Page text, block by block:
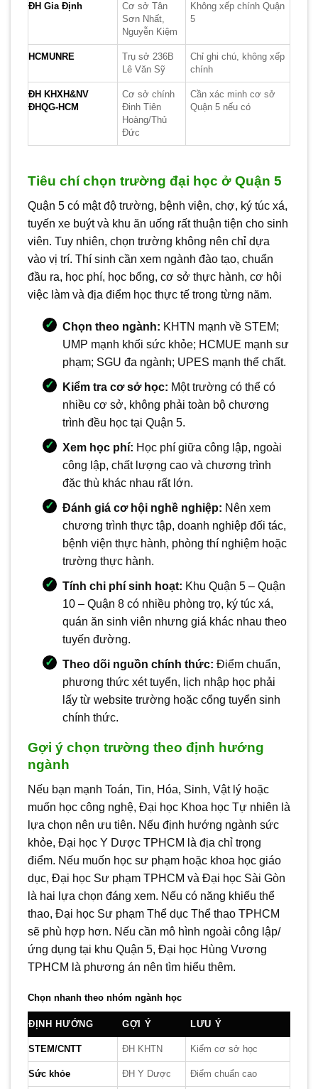
ĐH Gia Định
Cơ sở Tân
Sơn Nhất,
Nguyễn Kiệm
Không xếp chính Quận
5
HCMUNRE
Trụ sở 236B
Lê Văn Sỹ
Chỉ ghi chú, không xếp
chính
ĐH KHXH&NV
ĐHQG-HCM
Cơ sở chính
Đinh Tiên
Hoàng/Thủ
Đức
Cần xác minh cơ sở
Quận 5 nếu có
Tiêu chí chọn trường đại học ở Quận 5
Quận 5 có mật độ trường, bệnh viện, chợ, ký túc xá,
tuyến xe buýt và khu ăn uống rất thuận tiện cho sinh
viên. Tuy nhiên, chọn trường không nên chỉ dựa
vào vị trí. Thí sinh cần xem ngành đào tạo, chuẩn
đầu ra, học phí, học bổng, cơ sở thực hành, cơ hội
việc làm và địa điểm học thực tế trong từng năm.
Chọn theo ngành: KHTN mạnh về STEM;
UMP mạnh khối sức khỏe; HCMUE mạnh sư
phạm; SGU đa ngành; UPES mạnh thể chất.
Kiểm tra cơ sở học: Một trường có thể có
nhiều cơ sở, không phải toàn bộ chương
trình đều học tại Quận 5.
Xem học phí: Học phí giữa công lập, ngoài
công lập, chất lượng cao và chương trình
đặc thù khác nhau rất lớn.
Đánh giá cơ hội nghề nghiệp: Nên xem
chương trình thực tập, doanh nghiệp đối tác,
bệnh viện thực hành, phòng thí nghiệm hoặc
trường thực hành.
Tính chi phí sinh hoạt: Khu Quận 5 – Quận
10 – Quận 8 có nhiều phòng trọ, ký túc xá,
quán ăn sinh viên nhưng giá khác nhau theo
tuyến đường.
Theo dõi nguồn chính thức: Điểm chuẩn,
phương thức xét tuyển, lịch nhập học phải
lấy từ website trường hoặc cổng tuyển sinh
chính thức.
Gợi ý chọn trường theo định hướng
ngành
Nếu bạn mạnh Toán, Tin, Hóa, Sinh, Vật lý hoặc
muốn học công nghệ, Đại học Khoa học Tự nhiên là
lựa chọn nên ưu tiên. Nếu định hướng ngành sức
khỏe, Đại học Y Dược TPHCM là địa chỉ trọng
điểm. Nếu muốn học sư phạm hoặc khoa học giáo
dục, Đại học Sư phạm TPHCM và Đại học Sài Gòn
là hai lựa chọn đáng xem. Nếu có năng khiếu thể
thao, Đại học Sư phạm Thể dục Thể thao TPHCM
sẽ phù hợp hơn. Nếu cần mô hình ngoài công lập/
ứng dụng tại khu Quận 5, Đại học Hùng Vương
TPHCM là phương án nên tìm hiểu thêm.
Chọn nhanh theo nhóm ngành học
ĐỊNH HƯỚNG GỢI Ý LƯU Ý
STEM/CNTT ĐH KHTN Kiểm cơ sở học
Sức khỏe ĐH Y Dược Điểm chuẩn cao